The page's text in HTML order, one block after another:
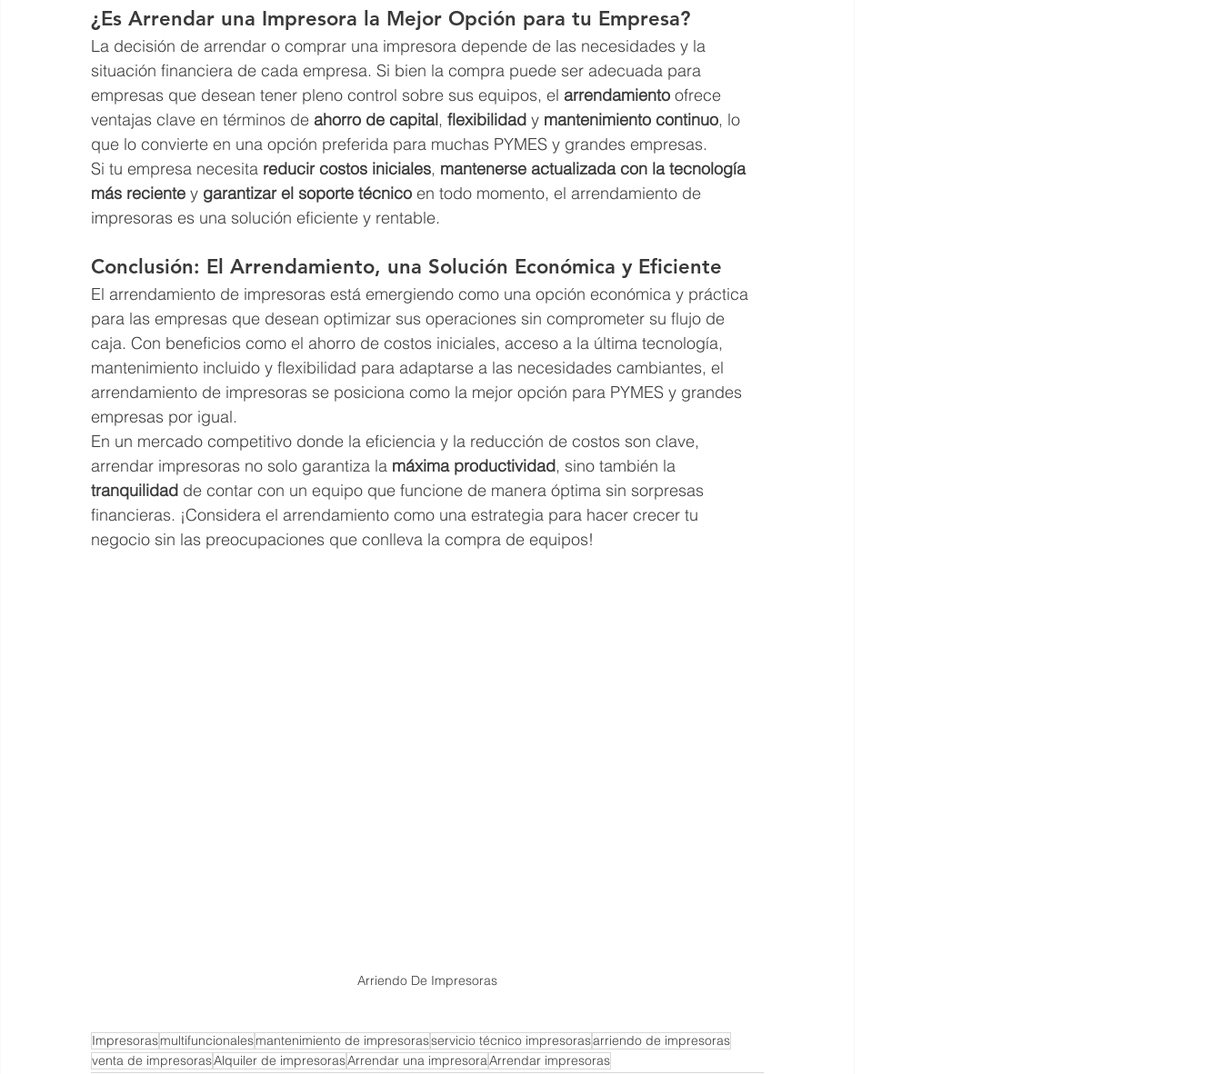
¿Es Arrendar una Impresora la Mejor Opción para tu Empresa?
La decisión de arrendar o comprar una impresora depende de las necesidades y la
situación financiera de cada empresa. Si bien la compra puede ser adecuada para
empresas que desean tener pleno control sobre sus equipos, el arrendamiento ofrece
ventajas clave en términos de ahorro de capital, flexibilidad y mantenimiento continuo, lo
que lo convierte en una opción preferida para muchas PYMES y grandes empresas.
Si tu empresa necesita reducir costos iniciales, mantenerse actualizada con la tecnología
más reciente y garantizar el soporte técnico en todo momento, el arrendamiento de
impresoras es una solución eficiente y rentable.
Conclusión: El Arrendamiento, una Solución Económica y Eficiente
El arrendamiento de impresoras está emergiendo como una opción económica y práctica
para las empresas que desean optimizar sus operaciones sin comprometer su flujo de
caja. Con beneficios como el ahorro de costos iniciales, acceso a la última tecnología,
mantenimiento incluido y flexibilidad para adaptarse a las necesidades cambiantes, el
arrendamiento de impresoras se posiciona como la mejor opción para PYMES y grandes
empresas por igual.
En un mercado competitivo donde la eficiencia y la reducción de costos son clave,
arrendar impresoras no solo garantiza la máxima productividad, sino también la
tranquilidad de contar con un equipo que funcione de manera óptima sin sorpresas
financieras. ¡Considera el arrendamiento como una estrategia para hacer crecer tu
negocio sin las preocupaciones que conlleva la compra de equipos!
Arriendo De Impresoras
Impresorasmultifuncionalesmantenimiento de impresorasservicio técnico impresorasarriendo de impresoras
venta de impresorasAlquiler de impresorasArrendar una impresoraArrendar impresoras